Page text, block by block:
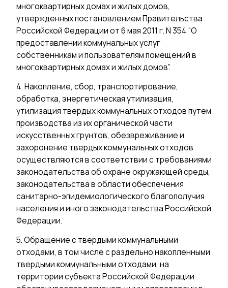
многоквартирных домах и жилых домов,
утвержденных постановлением Правительства
Российской Федерации от 6 мая 2011 г. N 354 “О
предоставлении коммунальных услуг
собственникам и пользователям помещений в
многоквартирных домах и жилых домов”.
4. Накопление, сбор, транспортирование,
обработка, энергетическая утилизация,
утилизация твердых коммунальных отходов путем
производства из их органической части
искусственных грунтов, обезвреживание и
захоронение твердых коммунальных отходов
осуществляются в соответствии с требованиями
законодательства об охране окружающей среды,
законодательства в области обеспечения
санитарно-эпидемиологического благополучия
населения и иного законодательства Российской
Федерации.
5. Обращение с твердыми коммунальными
отходами, в том числе с раздельно накопленными
твердыми коммунальными отходами, на
территории субъекта Российской Федерации